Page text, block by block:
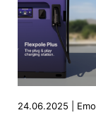
24.06.2025 |